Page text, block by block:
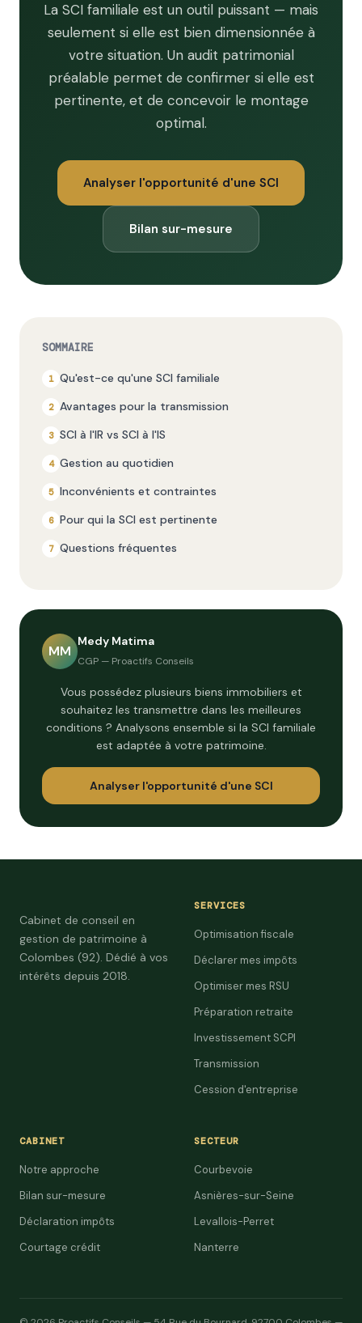
La SCI familiale est un outil puissant — mais
seulement si elle est bien dimensionnée à
votre situation. Un audit patrimonial
préalable permet de confirmer si elle est
pertinente, et de concevoir le montage
optimal.
Analyser l'opportunité d'une SCI
Bilan sur-mesure
SOMMAIRE
Qu'est-ce qu'une SCI familiale
Avantages pour la transmission
SCI à l'IR vs SCI à l'IS
Gestion au quotidien
Inconvénients et contraintes
Pour qui la SCI est pertinente
Questions fréquentes
MM
Medy Matima
CGP — Proactifs Conseils
Vous possédez plusieurs biens immobiliers et
souhaitez les transmettre dans les meilleures
conditions ? Analysons ensemble si la SCI familiale
est adaptée à votre patrimoine.
Analyser l'opportunité d'une SCI
Cabinet de conseil en
gestion de patrimoine à
Colombes (92). Dédié à vos
intérêts depuis 2018.
SERVICES
Optimisation fiscale
Déclarer mes impôts
Optimiser mes RSU
Préparation retraite
Investissement SCPI
Transmission
Cession d'entreprise
CABINET
Notre approche
Bilan sur-mesure
Déclaration impôts
Courtage crédit
SECTEUR
Courbevoie
Asnières-sur-Seine
Levallois-Perret
Nanterre